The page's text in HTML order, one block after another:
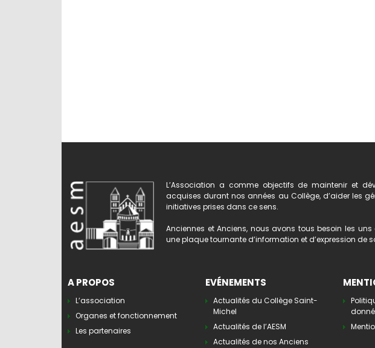
L’Association a comme objectifs de maintenir et
acquises durant nos années au Collège, d’aider les
initiatives prises dans ce sens.
Anciennes et Anciens, nous avons tous besoin les
une plaque tournante d’information et d’expression de
A PROPOS
L’association
Organes et fonctionnement
Les partenaires
EVÉNEMENTS
Actualités du Collège Saint-
Michel
Actualités de l’AESM
Actualités de nos Anciens